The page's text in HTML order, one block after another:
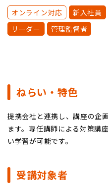
オンライン対応 新入社員
リーダー
管理監督者
ねらい・特色
提携会社と連携し、講座の企
ます。専任講師による対策講
い学習が可能です。
受講対象者